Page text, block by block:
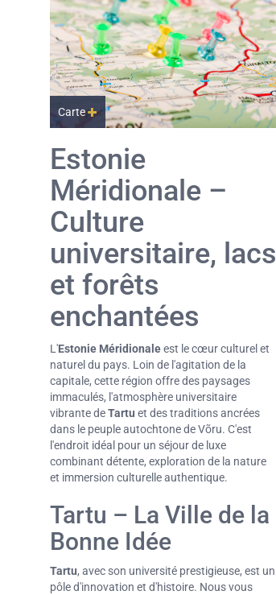
Carte
Estonie
Méridionale –
Culture
universitaire, lacs
et forêts
enchantées
L'Estonie Méridionaleest le cœur culturel et
naturel du pays. Loin de l'agitation de la
capitale, cette région offre des paysages
immaculés, l'atmosphère universitaire
vibrante deTartu et des traditions ancrées
dans le peuple autochtone de Võru. C'est
l'endroit idéal pour un séjour de luxe
combinant détente, exploration de la nature
et immersion culturelle authentique.
Tartu – La Ville de la
Bonne Idée
Tartu, avec son université prestigieuse, est un
pôle d'innovation et d'histoire. Nous vous